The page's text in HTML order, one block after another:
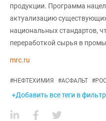
продукции. Программа
актуализацию
национальных стандартов,
переработкой сырья в
mrc.ru
#НЕФТЕХИМИЯ #АСФАЛЬТ #
+Добавить все теги в фильтр